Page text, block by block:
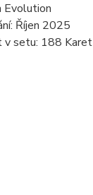
Evolution
Říjen 2025
v setu: 188 Karet